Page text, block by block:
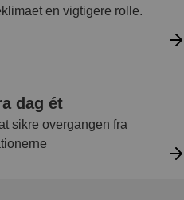
en vigtigere rolle.
dag ét
sikre overgangen fra